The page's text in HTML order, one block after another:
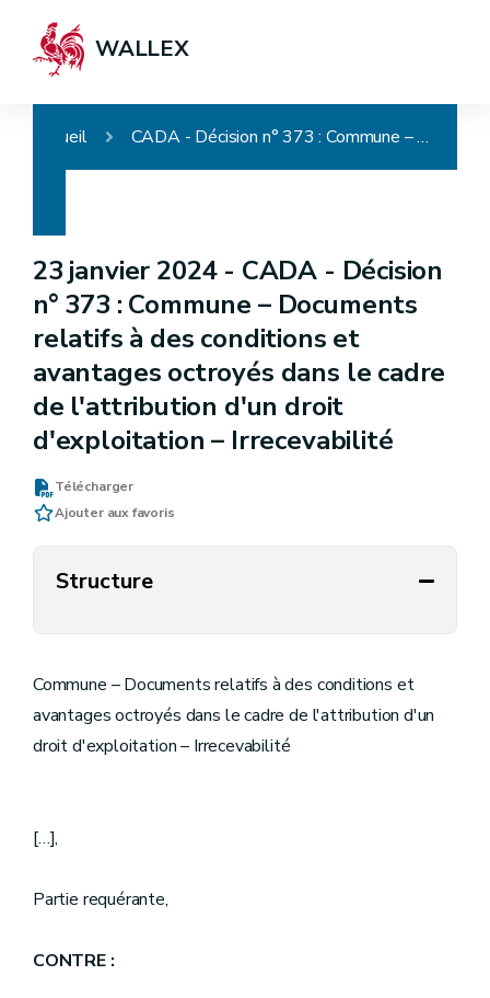
WALLEX
Accueil CADA - Décision n° 373 : Commune – Documents relatifs à des conditions et avantages octroyés dans le cadre de l'attribution d'un droit d'exploitation – Irrecevabilité
23 janvier 2024 - CADA - Décision
n° 373 : Commune – Documents
relatifs à des conditions et
avantages octroyés dans le cadre
de l'attribution d'un droit
d'exploitation – Irrecevabilité
Télécharger
Ajouter aux favoris
Structure
Commune – Documents relatifs à des conditions et
avantages octroyés dans le cadre de l'attribution d'un
droit d'exploitation – Irrecevabilité
[…],
Partie requérante,
CONTRE :